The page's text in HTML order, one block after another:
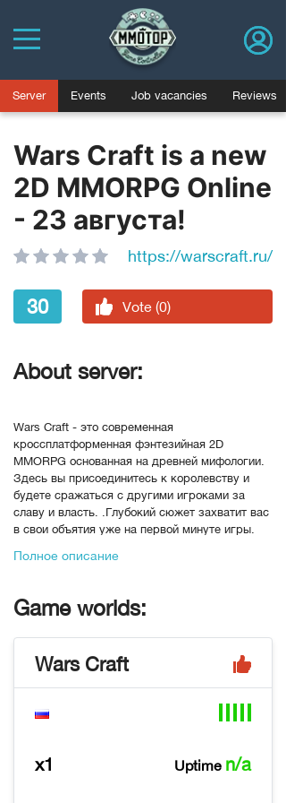
Server Events Job vacancies Reviews
Wars Craft is a new
2D MMORPG Online
- 23 августа!
https://warscraft.ru/
30 Vote (0)
About server:
Wars Craft - это современная
кроссплатформенная фэнтезийная 2D
MMORPG основанная на древней мифологии.
Здесь вы присоединитесь к королевству и
будете сражаться с другими игроками за
славу и власть. .Глубокий сюжет захватит вас
в свои объятия уже на первой минуте игры.
игроками сражаться с боссами и отыскать
В Wars Craft игрока ожидает большой
В игре нет традиционной системы рас,
и параметры. При этом можно использовать
Полное описание
Game worlds:
Wars Craft
x1 Uptime n/a